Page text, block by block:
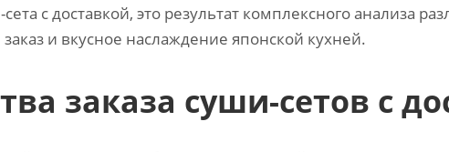
с доставкой, это результат комплексного анализа
и вкусное наслаждение японской кухней.
заказа суши-сетов с